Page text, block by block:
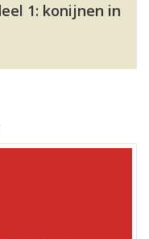
1: konijnen in